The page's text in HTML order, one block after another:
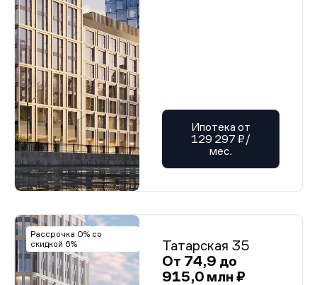
Ипотека от
129 297 ₽/
мес.
Рассрочка 0% со
скидкой 6%
Татарская 35
От 74,9 до
915,0 млн ₽